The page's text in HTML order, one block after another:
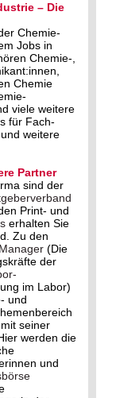
– Die
Chemie-
Jobs in
Chemie-,
Chemie
viele weitere
für Fach-
weitere
Partner
sind der
Print- und
erhalten Sie
Zu den
(Die
der
im Labor)
und
seiner
werden die
und